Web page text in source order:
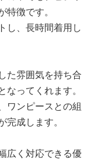
徴です。
し、長時間着用し
た雰囲気を持ち合
ってくれます。
ワンピースとの組
成します。
広く対応できる優